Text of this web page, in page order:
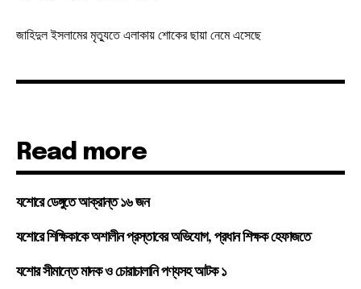
জাহিদুল ইসলামের মৃত্যুতে এলাকায় শোকের ছায়া নেমে এসেছে
Read more
যশোরে ডেঙ্গুতে আক্রান্ত ১৬ জন
যশোরে শিক্ষিকাকে অশালীন প্রস্তাবের অভিযোগ, প্রধান শিক্ষক হেফাজতে
যশোর সীমান্তে মাদক ও চোরাচালানি পণ্যসহ আটক ১